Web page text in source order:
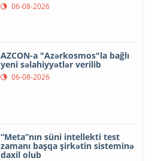
06-08-2026
AZCON-a "Azərkosmos"la bağlı
yeni səlahiyyətlər verilib
06-08-2026
“Meta”nın süni intellekti test
zamanı başqa şirkətin sisteminə
daxil olub